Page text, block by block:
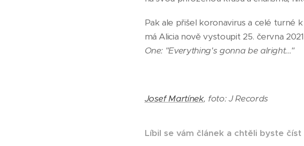
Pak ale přišel koronavirus a celé turné
má Alicia nově vystoupit 25. června
One: "Everything's gonna be alright..."
Josef Martínek, foto: J Records
Líbil se vám článek a chtěli byste